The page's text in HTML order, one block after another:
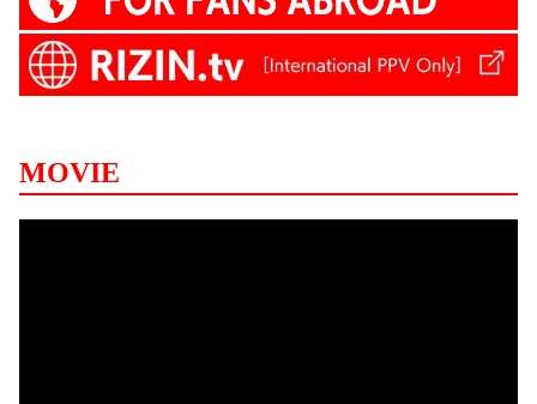
MOVIE